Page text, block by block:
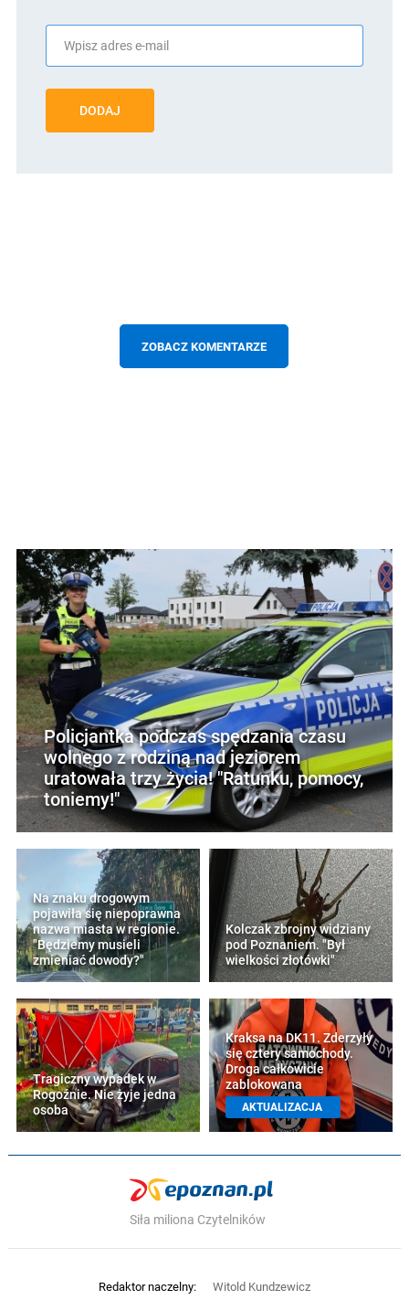
DODAJ
ZOBACZ KOMENTARZE
Policjantka podczas spędzania czasu
wolnego z rodziną nad jeziorem
uratowała trzy życia! "Ratunku, pomocy,
toniemy!"
Na znaku drogowym
pojawiła się niepoprawna
nazwa miasta w regionie.
"Będziemy musieli
zmieniać dowody?"
Kolczak zbrojny widziany
pod Poznaniem. "Był
wielkości złotówki"
Tragiczny wypadek w
Rogoźnie. Nie żyje jedna
osoba
Kraksa na DK11. Zderzyły
się cztery samochody.
Droga całkowicie
zablokowana
AKTUALIZACJA
Siła miliona Czytelników
Redaktor naczelny:
Witold Kundzewicz